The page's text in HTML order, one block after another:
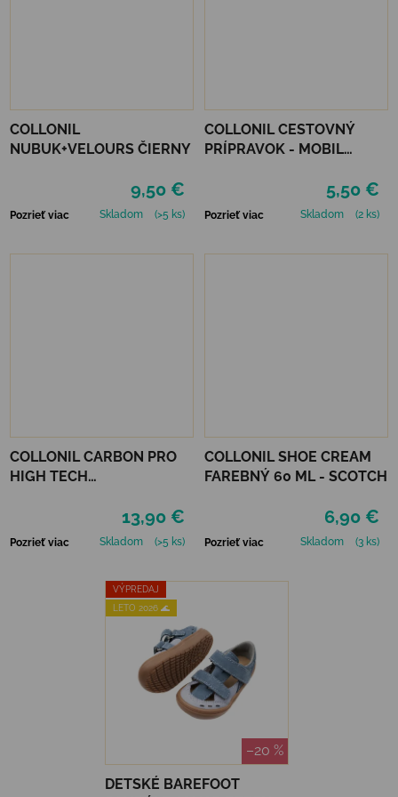
COLLONIL
NUBUK+VELOURS ČIERNY
9,50 €
Pozrieť viac Skladom (>5 ks)
COLLONIL CESTOVNÝ
PRÍPRAVOK - MOBIL
5,50 €
Pozrieť viac Skladom (2 ks)
COLLONIL CARBON PRO
HIGH TECH
13,90 €
Pozrieť viac Skladom (>5 ks)
COLLONIL SHOE CREAM
FAREBNÝ 60 ML - SCOTCH
6,90 €
Pozrieť viac Skladom (3 ks)
VÝPREDAJ
LETO 2026 🌊
–20 %
DETSKÉ BAREFOOT